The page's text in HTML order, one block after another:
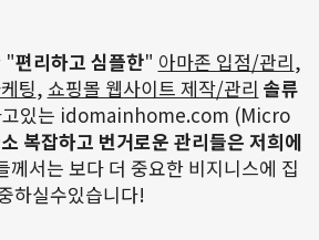
"편리하고 심플한" 아마존 입점/관리,
팅, 쇼핑몰 웹사이트 제작/관리 솔류
있는 idomainhome.com (Micro
복잡하고 번거로운 관리들은 저희에
께서는 보다 더 중요한 비지니스에 집
하실수있습니다!